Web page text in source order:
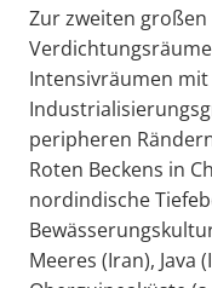
Zur zweiten
Intensivräumen
peripheren
Roten Beckens in
nordindische
Meeres (Iran), Java